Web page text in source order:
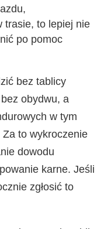
trasie, to lepiej nie
po pomoc
bez tablicy
obydwu, a
w tym
to wykroczenie
dowodu
karne. Jeśli
zgłosić to